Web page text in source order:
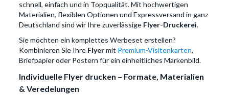
schnell, einfach und in Topqualität. Mit hochwertigen
Materialien, flexiblen Optionen und Expressversand in ganz
Deutschland sind wir Ihre zuverlässige Flyer-Druckerei.
Sie möchten ein komplettes Werbeset erstellen?
Kombinieren Sie Ihre Flyermit Premium-Visitenkarten,
Briefpapier oder Postern für ein einheitliches Markenbild.
Individuelle Flyer drucken – Formate, Materialien
& Veredelungen